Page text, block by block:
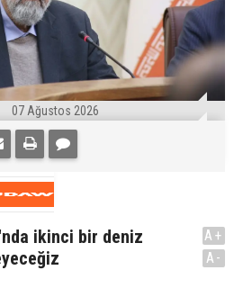
07 Ağustos 2026
ikinci bir deniz
A+
A-